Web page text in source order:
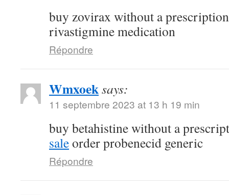
buy zovirax without a
rivastigmine medication
Répondre
Wmxoeksays:
11 septembre 2023 at 13 h 19 min
buy betahistine without a
saleorder probenecid generic
Répondre